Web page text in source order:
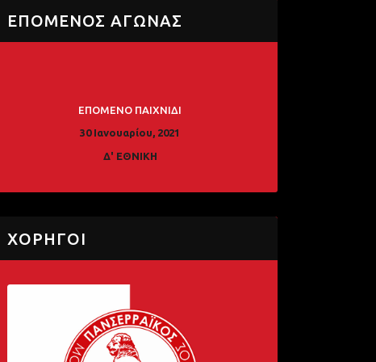
ΕΠΟΜΕΝΟΣ ΑΓΩΝΑΣ
ΕΠΟΜΕΝΟ ΠΑΙΧΝΙΔΙ
30 Ιανουαρίου, 2021
Δ' ΕΘΝΙΚΗ
ΧΟΡΗΓΟΙ